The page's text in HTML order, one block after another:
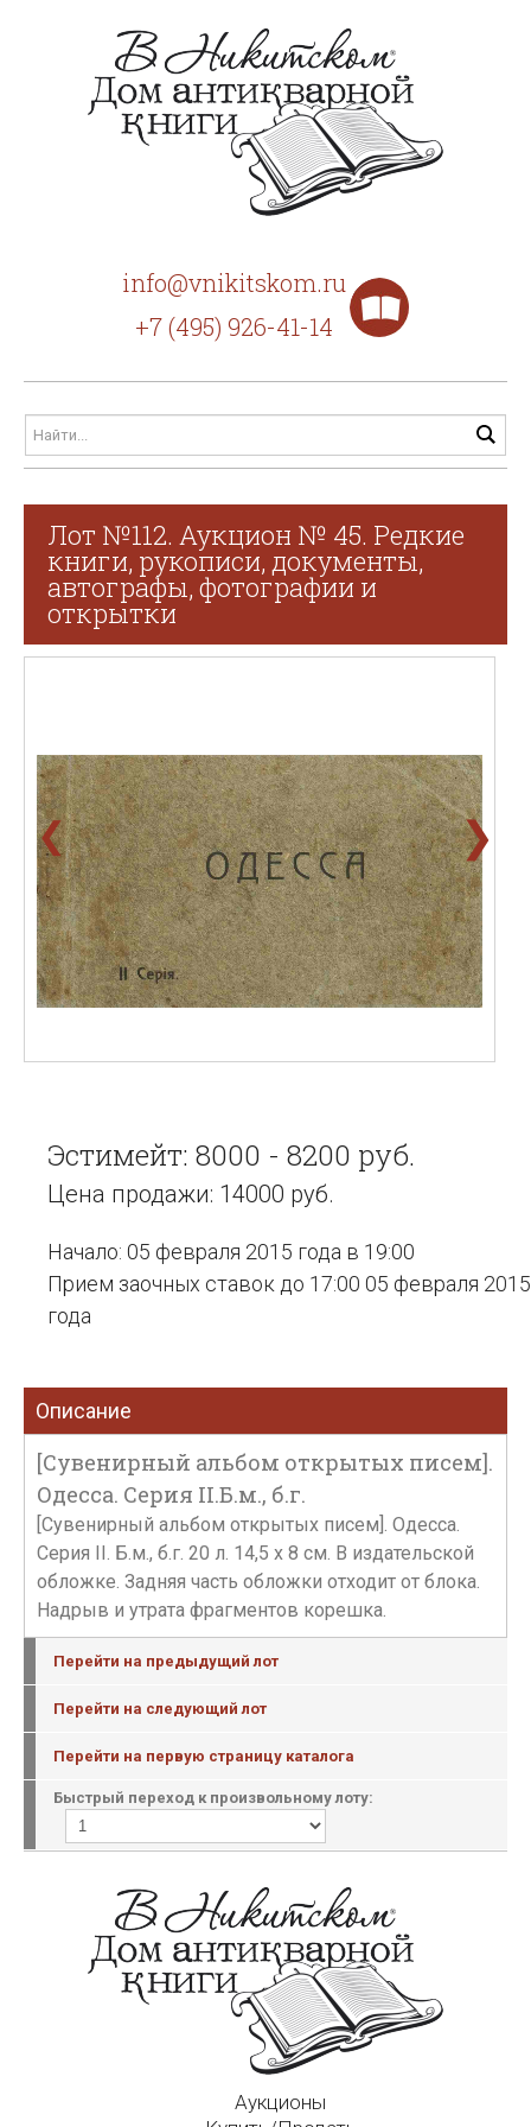
info@vnikitskom.ru
+7 (495) 926-41-14
Лот №112. Аукцион № 45. Редкие
книги, рукописи, документы,
автографы, фотографии и
открытки
❮ ❯
Эстимейт: 8000 - 8200 руб.
Цена продажи: 14000 руб.
Начало: 05 февраля 2015 года в 19:00
Прием заочных ставок до 17:00 05 февраля 2015
года
Описание
[Сувенирный альбом открытых писем].
Одесса. Серия II.Б.м., б.г.
[Сувенирный альбом открытых писем]. Одесса.
Серия II. Б.м., б.г. 20 л. 14,5 х 8 см. В издательской
обложке. Задняя часть обложки отходит от блока.
Надрыв и утрата фрагментов корешка.
Перейти на предыдущий лот
Перейти на следующий лот
Перейти на первую страницу каталога
Быстрый переход к произвольному лоту:
Аукционы